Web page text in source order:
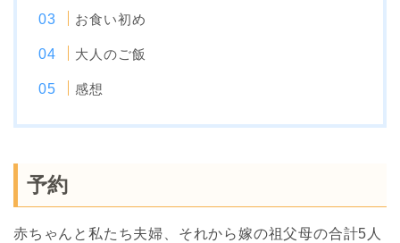
お食い初め
大人のご飯
感想
予約
赤ちゃんと私たち夫婦、それから嫁の祖父母の合計5人